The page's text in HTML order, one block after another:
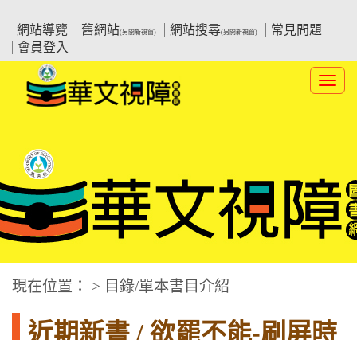
要
網站導覽
舊網站(另開新視窗) 網站搜尋(另開新視窗)
常見問題
會員登入
:::中央區塊
華文視障電子圖書網
現在位置： > 目錄/單本書目介紹
近期新書 / 欲罷不能-刷屏時